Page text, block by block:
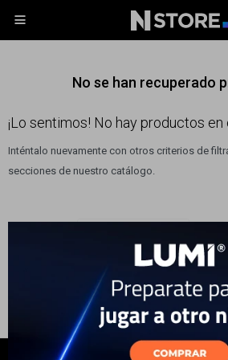

No se han recuperado
¡Lo sentimos! No hay productos en
Inténtalo nuevamente con otros criterios de
secciones de nuestro catálogo.
Accesorios
Monitores
Gaming